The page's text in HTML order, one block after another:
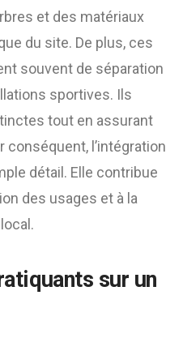
et des matériaux
du site. De plus, ces
souvent de séparation
sportives. Ils
tout en assurant
conséquent, l’intégration
détail. Elle contribue
des usages et à la
sur un